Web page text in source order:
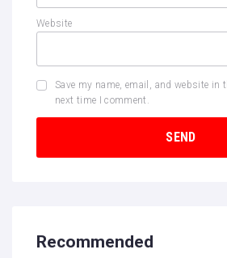
Website
Save my name, email, and website in
next time I comment.
Recommended